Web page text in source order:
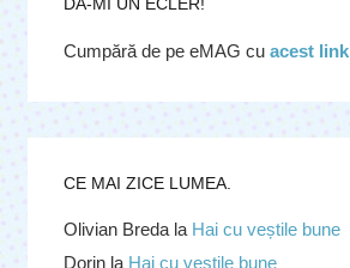
Cumpără de pe eMAG cu acest link
CE MAI ZICE LUMEA.
Olivian Bredala Hai cu veștile bune
Dorinla Hai cu veștile bune